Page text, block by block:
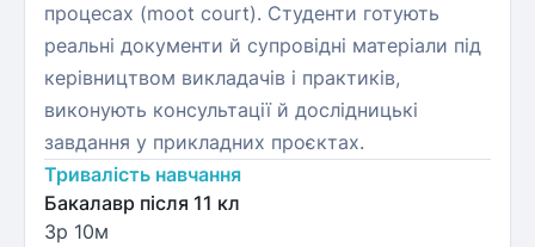
процесах (moot court). Студенти готують
реальні документи й супровідні матеріали під
керівництвом викладачів і практиків,
виконують консультації й дослідницькі
завдання у прикладних проєктах.
Тривалість навчання
Бакалавр після 11 кл
3р 10м